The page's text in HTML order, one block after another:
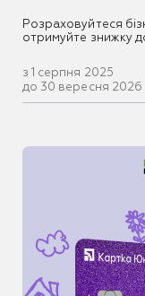
Розраховуйтеся
отримуйте знижку
з 1 серпня 2025
до 30 вересня 2026